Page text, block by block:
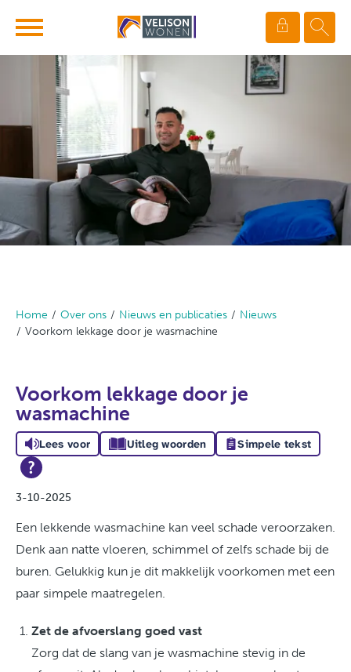
Naar hoofdinhoud
Naar hoofdnavigatiemenu
Naar zoeken
Naar de homepage
Ga naar Hoofd
Home Over ons Nieuws en publicaties
Nieuws
Voorkom lekkage door je wasmachine
Voorkom lekkage door je
wasmachine
Lees voor Uitleg woorden Simpele tekst
3-10-2025
Een lekkende wasmachine kan veel schade veroorzaken.
Denk aan natte vloeren, schimmel of zelfs schade bij de
buren. Gelukkig kun je dit makkelijk voorkomen met een
paar simpele maatregelen.
Zet de afvoerslang goed vast
Zorg dat de slang van je wasmachine stevig in de